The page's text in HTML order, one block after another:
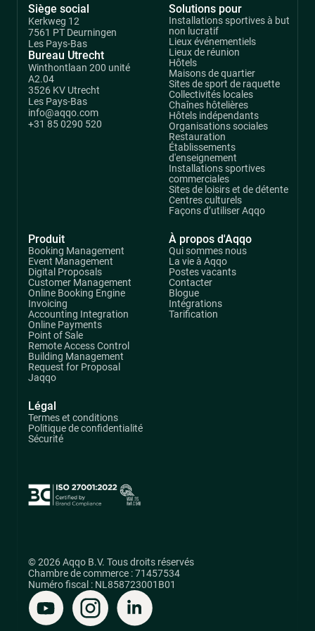
Siège social
Kerkweg 12
7561 PT Deurningen
Les Pays-Bas
Bureau Utrecht
Winthontlaan 200 unité
A2.04
3526 KV Utrecht
Les Pays-Bas
info@aqqo.com
+31 85 0290 520
Produit
Booking Management
Event Management
Digital Proposals
Customer Management
Online Booking Engine
Invoicing
Accounting Integration
Online Payments
Point of Sale
Remote Access Control
Building Management
Request for Proposal
Jaqqo
Solutions pour
Installations sportives à but
non lucratif
Lieux événementiels
Lieux de réunion
Hôtels
Maisons de quartier
Sites de sport de raquette
Collectivités locales
Chaînes hôtelières
Hôtels indépendants
Organisations sociales
Restauration
Établissements
d'enseignement
Installations sportives
commerciales
Sites de loisirs et de détente
Centres culturels
Façons d’utiliser Aqqo
À propos d'Aqqo
Qui sommes nous
La vie à Aqqo
Postes vacants
Contacter
Blogue
Intégrations
Tarification
Légal
Termes et conditions
Politique de confidentialité
Sécurité
© 2026 Aqqo B.V. Tous droits réservés
Chambre de commerce : 71457534
Numéro fiscal : NL858723001B01